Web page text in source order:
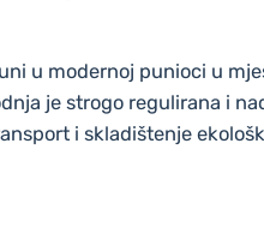
u modernoj punioci u
je strogo regulirana i
i skladištenje